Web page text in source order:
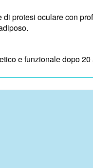
di protesi oculare con
e funzionale dopo